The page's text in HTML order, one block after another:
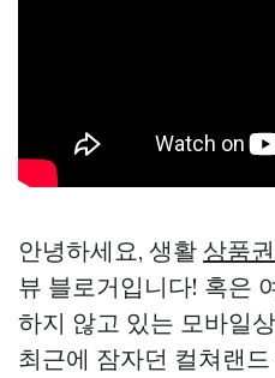
안녕하세요, 생활 상품
뷰 블로거입니다! 혹은
하지 않고 있는 모바일
최근에 잠자던 컬쳐랜